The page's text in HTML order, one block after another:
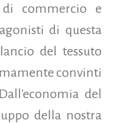
di commercio e
di questa
del tessuto
convinti
del
della nostra